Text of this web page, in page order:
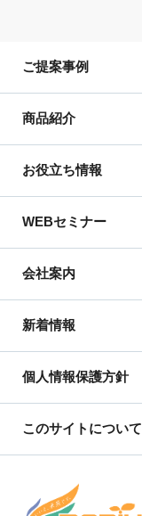
ご提案事例
商品紹介
お役立ち情報
WEBセミナー
会社案内
新着情報
個人情報保護方針
このサイトについて